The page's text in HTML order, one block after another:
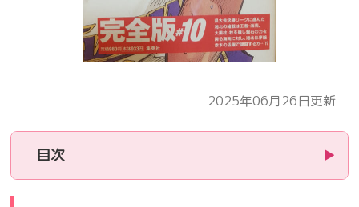
2025年06月26日更新
目次 ▶